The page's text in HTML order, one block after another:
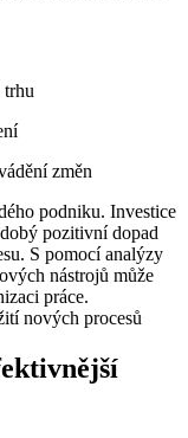
trhu
změn
podniku. Investice
pozitivní dopad
S pomocí analýzy
nástrojů může
práce.